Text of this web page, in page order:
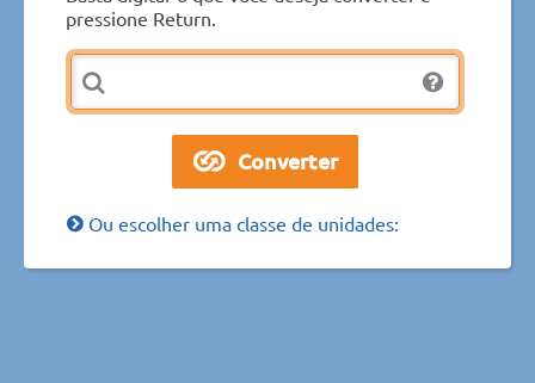
pressione Return.
Ou escolher uma classe de unidades: